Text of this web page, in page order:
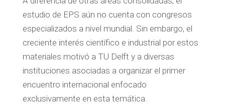
estudio de EPS aún no cuenta con congresos
especializados a nivel mundial. Sin embargo, el
creciente interés científico e industrial por estos
materiales motivó a TU Delft y a diversas
instituciones asociadas a organizar el primer
encuentro internacional enfocado
exclusivamente en esta temática.